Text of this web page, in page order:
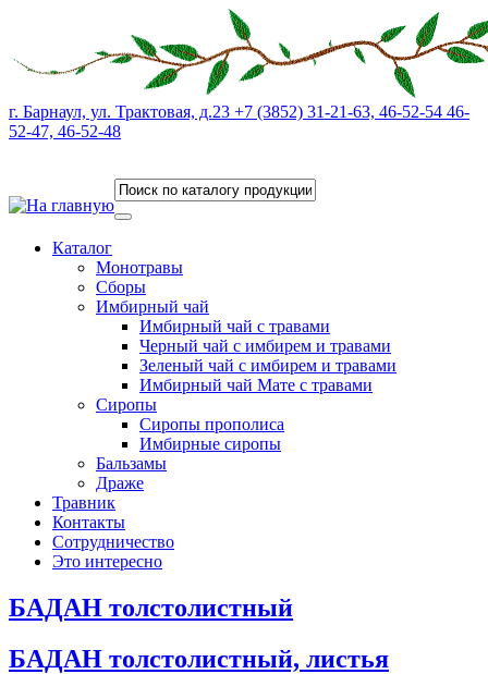
г. Барнаул, ул. Трактовая, д.23 +7 (3852) 31-21-63, 46-52-54 46-
52-47, 46-52-48
Каталог
Монотравы
Сборы
Имбирный чай
Имбирный чай с травами
Черный чай с имбирем и травами
Зеленый чай с имбирем и травами
Имбирный чай Мате с травами
Сиропы
Сиропы прополиса
Имбирные сиропы
Бальзамы
Драже
Травник
Контакты
Сотрудничество
Это интересно
БАДАН толстолистный
БАДАН толстолистный, листья